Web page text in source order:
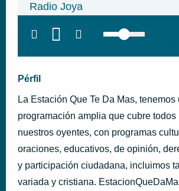
Radio Joya
height:28px;
Pérfil
La Estación Que Te Da Mas, tenemos
programación amplia que cubre todos
nuestros oyentes, con programas
oraciones, educativos, de opinión,
y participación ciudadana, incluimos
variada y cristiana.